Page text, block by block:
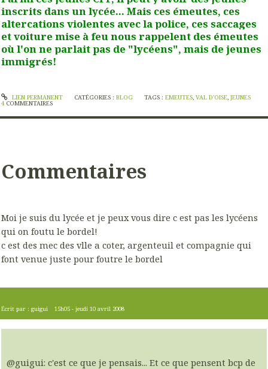
inscrits dans un lycée... Mais ces émeutes, ces
altercations violentes avec la police, ces saccages
et voiture mise à feu nous rappelent des émeutes
où l'on ne parlait pas de "lycéens", mais de jeunes
immigrés!
LIEN PERMANENT CATÉGORIES : BLOG TAGS :EMEUTES,VAL D'OISE,JEUNES
4 COMMENTAIRES
Commentaires
Moi je suis du lycée et je peux vous dire c est pas les lycéens
qui on foutu le bordel!
c est des mec des vlle a coter, argenteuil et compagnie qui
font venue juste pour foutre le bordel
Écrit par : guigui 15h05 -jeudi 10 avril 2008
@guigui: c'est ce que je pensais... Et ce que pensent bcp de